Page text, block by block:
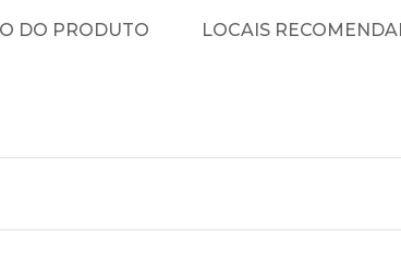
DO PRODUTO LOCAIS